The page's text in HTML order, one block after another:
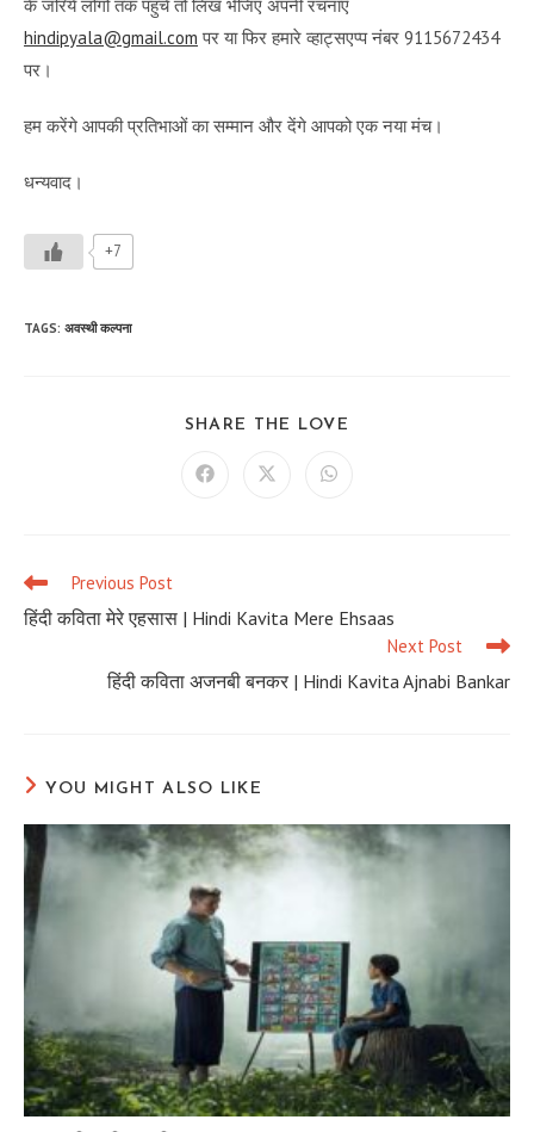
के जरिये लोगों तक पहुंचे तो लिख भेजिए अपनी रचनाएँ
hindipyala@gmail.com पर या फिर हमारे व्हाट्सएप्प नंबर 9115672434
पर।
हम करेंगे आपकी प्रतिभाओं का सम्मान और देंगे आपको एक नया मंच।
धन्यवाद।
+7
TAGS: अवस्थी कल्पना
SHARE THE LOVE
Opens Opens Opens
Read
articles
Previous Post
हिंदी कविता मेरे एहसास | Hindi Kavita Mere Ehsaas
Next Post
हिंदी कविता अजनबी बनकर | Hindi Kavita Ajnabi Bankar
YOU MIGHT ALSO LIKE